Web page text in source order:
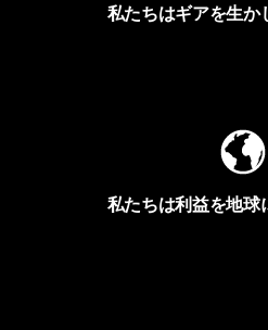
私たちはギアを生か
私たちは利益を地球